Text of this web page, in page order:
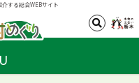
する総合WEBサイト